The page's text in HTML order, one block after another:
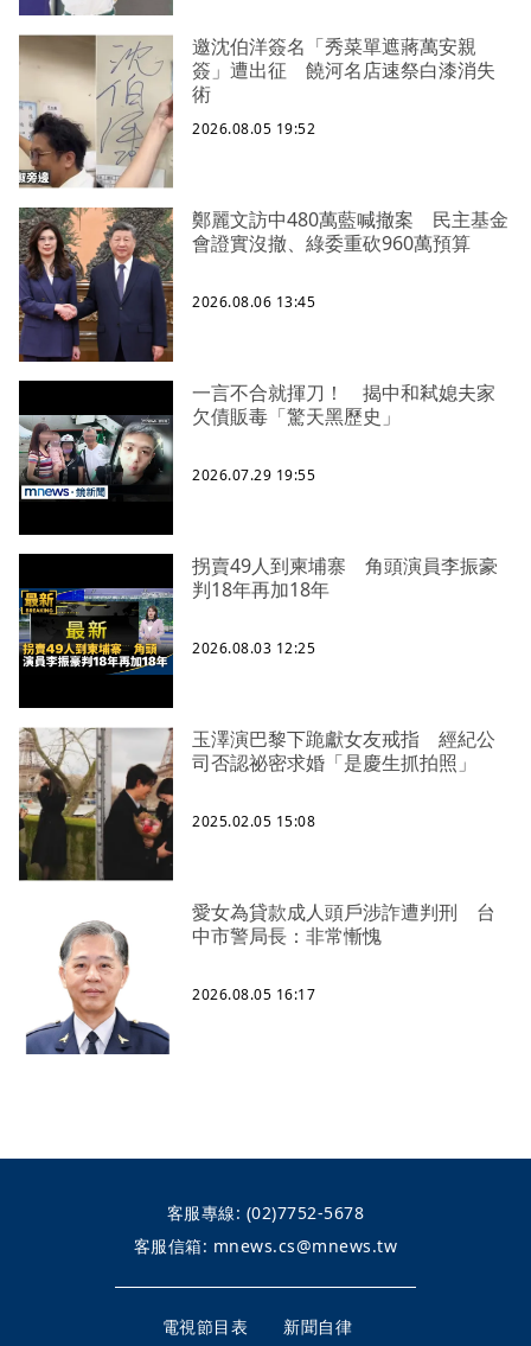
邀沈伯洋簽名「秀菜單遮蔣萬安親
簽」遭出征 饒河名店速祭白漆消失
術
2026.08.05 19:52
鄭麗文訪中480萬藍喊撤案 民主基金
會證實沒撤、綠委重砍960萬預算
2026.08.06 13:45
一言不合就揮刀！ 揭中和弒媳夫家
欠債販毒「驚天黑歷史」
2026.07.29 19:55
拐賣49人到柬埔寨 角頭演員李振豪
判18年再加18年
2026.08.03 12:25
玉澤演巴黎下跪獻女友戒指 經紀公
司否認祕密求婚「是慶生抓拍照」
2025.02.05 15:08
愛女為貸款成人頭戶涉詐遭判刑 台
中市警局長：非常慚愧
2026.08.05 16:17
客服專線: (02)7752-5678
客服信箱: mnews.cs@mnews.tw
電視節目表 新聞自律